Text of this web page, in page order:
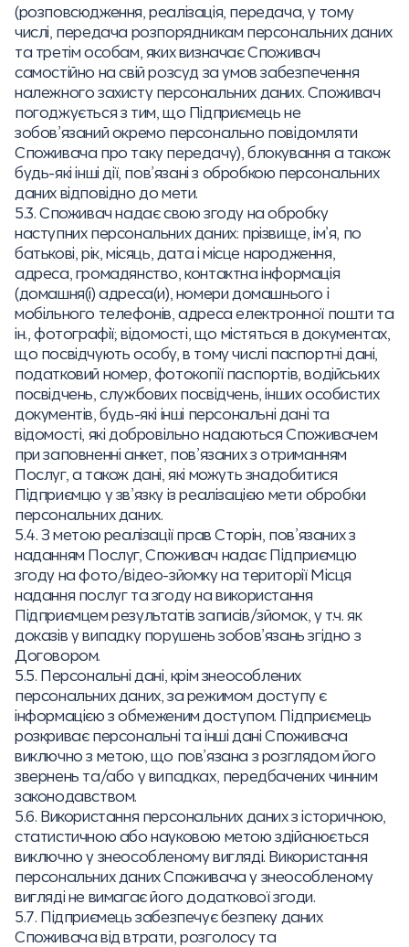
(розповсюдження, реалізація, передача, у тому
числі, передача розпорядникам персональних даних
та третім особам, яких визначає Споживач
самостійно на свій розсуд за умов забезпечення
належного захисту персональних даних. Споживач
погоджується з тим, що Підприємець не
зобов’язаний окремо персонально повідомляти
Споживача про таку передачу), блокування а також
будь-які інші дії, пов’язані з обробкою персональних
даних відповідно до мети.
5.3. Споживач надає свою згоду на обробку
наступних персональних даних: прізвище, ім’я, по
батькові, рік, місяць, дата і місце народження,
адреса, громадянство, контактна інформація
(домашня(і) адреса(и), номери домашнього і
мобільного телефонів, адреса електронної пошти та
ін., фотографії; відомості, що містяться в документах,
що посвідчують особу, в тому числі паспортні дані,
податковий номер, фотокопії паспортів, водійських
посвідчень, службових посвідчень, інших особистих
документів, будь-які інші персональні дані та
відомості, які добровільно надаються Споживачем
при заповненні анкет, пов’язаних з отриманням
Послуг, а також дані, які можуть знадобитися
Підприємцю у зв’язку із реалізацією мети обробки
персональних даних.
5.4. З метою реалізації прав Сторін, пов’язаних з
наданням Послуг, Споживач надає Підприємцю
згоду на фото/відео-зйомку на території Місця
надання послуг та згоду на використання
Підприємцем результатів записів/зйомок, у т.ч. як
доказів у випадку порушень зобов’язань згідно з
Договором.
5.5. Персональні дані, крім знеособлених
персональних даних, за режимом доступу є
інформацією з обмеженим доступом. Підприємець
розкриває персональні та інші дані Споживача
виключно з метою, що пов’язана з розглядом його
звернень та/або у випадках, передбачених чинним
законодавством.
5.6. Використання персональних даних з історичною,
статистичною або науковою метою здійснюється
виключно у знеособленому вигляді. Використання
персональних даних Споживача у знеособленому
вигляді не вимагає його додаткової згоди.
5.7. Підприємець забезпечує безпеку даних
Споживача від втрати, розголосу та